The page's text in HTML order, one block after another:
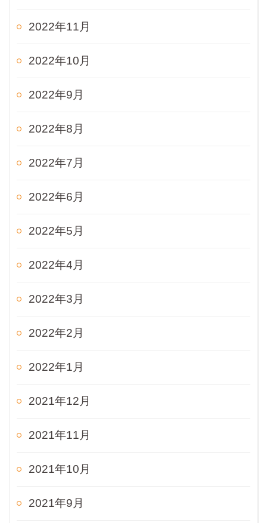
2022年11月
2022年10月
2022年9月
2022年8月
2022年7月
2022年6月
2022年5月
2022年4月
2022年3月
2022年2月
2022年1月
2021年12月
2021年11月
2021年10月
2021年9月